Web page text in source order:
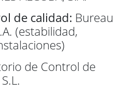
de calidad: Bureau
(estabilidad,
de Control de